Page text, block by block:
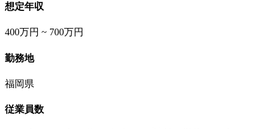
想定年収
400万円 ~ 700万円
勤務地
福岡県
従業員数